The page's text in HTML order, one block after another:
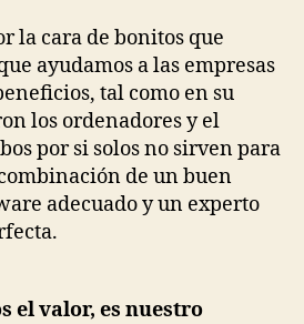
la cara de bonitos que
ayudamos a las empresas
tal como en su
los ordenadores y el
por si solos no sirven para
de un buen
adecuado y un experto
el valor, es nuestro